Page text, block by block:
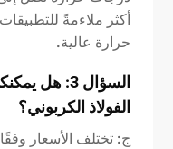
أكثر ملاءمةً
حرارة عالية.
السؤال 3: هل
الفولاذ الكربوني؟
ج: تختلف الأسعار